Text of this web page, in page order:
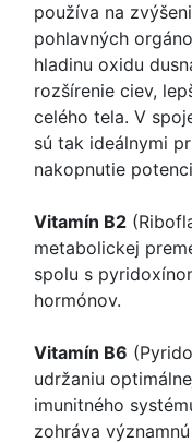
používa na
pohlavných
hladinu oxidu
rozšírenie ciev,
celého tela. V
sú tak ideálnymi
nakopnutie
Vitamín B2
metabolickej
spolu s
hormónov.
Vitamín B6
udržaniu
imunitného
zohráva